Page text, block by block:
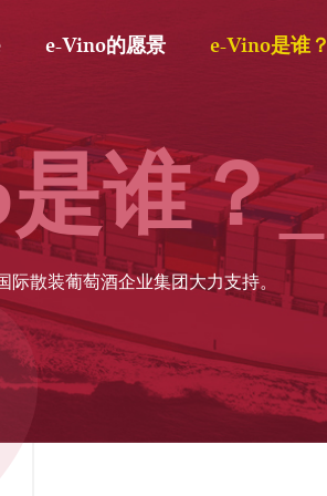
e-Vino的愿景 e-Vino是谁？
谁？_
际散装葡萄酒企业集团大力支持。